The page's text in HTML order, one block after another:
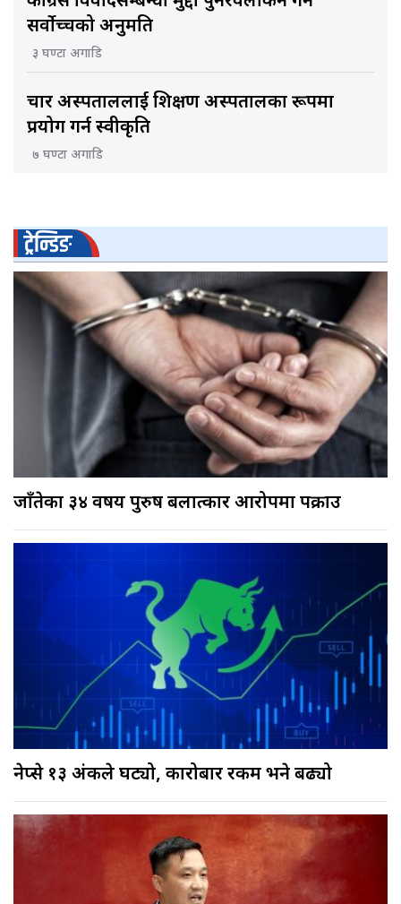
सर्वोच्चको अनुमति
३ घण्टा अगाडि
चार अस्पताललाई शिक्षण अस्पतालका रूपमा
प्रयोग गर्न स्वीकृति
७ घण्टा अगाडि
ट्रेन्डिङ
जाँतेका ३४ वर्षीय पुरुष बलात्कार आरोपमा पक्राउ
नेप्से १३ अंकले घट्यो, कारोबार रकम भने बढ्यो